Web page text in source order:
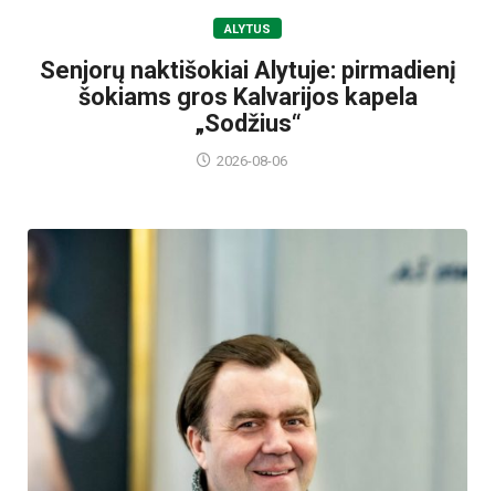
ALYTUS
Senjorų naktišokiai Alytuje: pirmadienį
šokiams gros Kalvarijos kapela
„Sodžius“
2026-08-06